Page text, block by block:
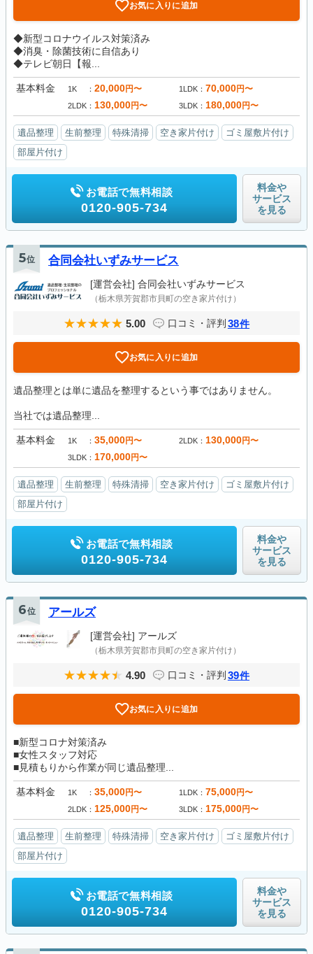
お気に入りに追加
◆新型コロナウイルス対策済み
◆消臭・除菌技術に自信あり
◆テレビ朝日【報...
基本料金 1K 20,000円〜 1LDK 70,000円〜
2LDK 130,000円〜 3LDK 180,000円〜
遺品整理 生前整理 特殊清掃 空き家片付け
ゴミ屋敷片付け
部屋片付け
お電話で無料相談
0120-905-734
料金や
サービス
を見る
5位 合同会社いずみサービス
[運営会社] 合同会社いずみサービス
（栃木県芳賀郡市貝町の空き家片付け）
5.00 口コミ・評判 38件
お気に入りに追加
遺品整理とは単に遺品を整理するという事ではありません。
当社では遺品整理...
基本料金 1K 35,000円〜 2LDK 130,000円〜
3LDK 170,000円〜
遺品整理 生前整理 特殊清掃 空き家片付け
ゴミ屋敷片付け
部屋片付け
お電話で無料相談
0120-905-734
料金や
サービス
を見る
6位 アールズ
[運営会社] アールズ
（栃木県芳賀郡市貝町の空き家片付け）
4.90 口コミ・評判 39件
お気に入りに追加
■新型コロナ対策済み
■女性スタッフ対応
■見積もりから作業が同じ遺品整理...
基本料金 1K 35,000円〜 1LDK 75,000円〜
2LDK 125,000円〜 3LDK 175,000円〜
遺品整理 生前整理 特殊清掃 空き家片付け
ゴミ屋敷片付け
部屋片付け
お電話で無料相談
0120-905-734
料金や
サービス
を見る